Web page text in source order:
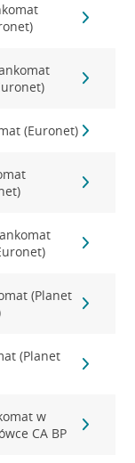
(Euronet)
(Planet
(Planet
w
CA BP